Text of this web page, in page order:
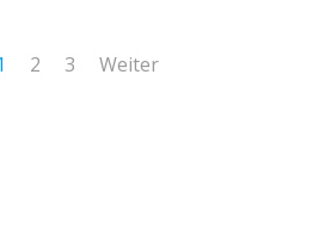
2 3 Weiter